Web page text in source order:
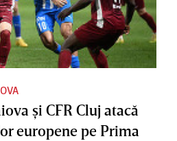
şi CFR Cluj atacă
europene pe Prima